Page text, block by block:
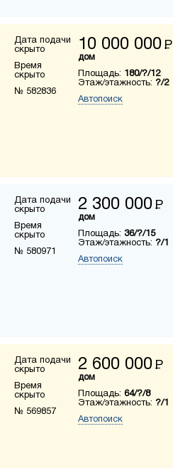
Дата подачи
скрыто
Время
скрыто
№ 582836
10 000 000 Р
дом
Площадь: 180/?/12
Этаж/этажность: ?/2
Автопоиск
Дата подачи
скрыто
Время
скрыто
№ 580971
2 300 000 Р
дом
Площадь: 36/?/15
Этаж/этажность: ?/1
Автопоиск
Дата подачи
скрыто
Время
скрыто
№ 569857
2 600 000 Р
дом
Площадь: 64/?/8
Этаж/этажность: ?/1
Автопоиск